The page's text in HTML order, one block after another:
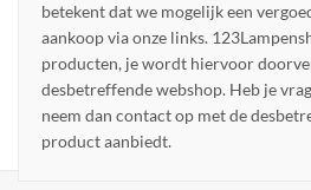
betekent dat we mogelijk een
aankoop via onze links.
producten, je wordt hiervoor
desbetreffende webshop. Heb je
neem dan contact op met de
product aanbiedt.